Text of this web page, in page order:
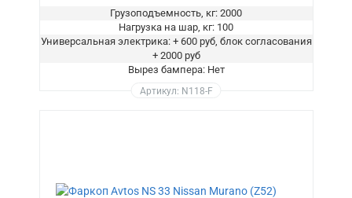
Грузоподъемность, кг: 2000
Нагрузка на шар, кг: 100
Универсальная электрика: + 600 руб, блок согласования
+ 2000 руб
Вырез бампера: Нет
Артикул: N118-F